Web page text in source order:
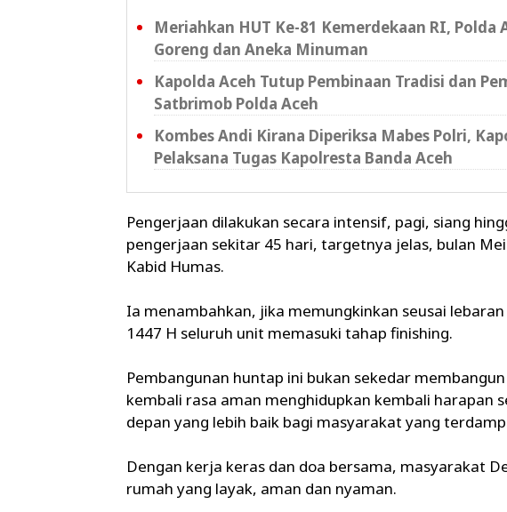
Meriahkan HUT Ke-81 Kemerdekaan RI, Polda
Goreng dan Aneka Minuman
Kapolda Aceh Tutup Pembinaan Tradisi dan
Satbrimob Polda Aceh
Kombes Andi Kirana Diperiksa Mabes Polri,
Pelaksana Tugas Kapolresta Banda Aceh
Pengerjaan dilakukan secara intensif, pagi, siang
pengerjaan sekitar 45 hari, targetnya jelas, bulan
Kabid Humas.
Ia menambahkan, jika memungkinkan seusai
1447 H seluruh unit memasuki tahap finishing.
Pembangunan huntap ini bukan sekedar
kembali rasa aman menghidupkan kembali harapan
depan yang lebih baik bagi masyarakat yang
Dengan kerja keras dan doa bersama, masyarakat
rumah yang layak, aman dan nyaman.